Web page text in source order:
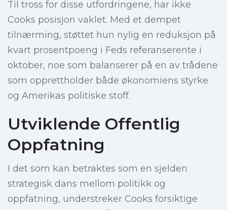
Til tross for disse utfordringene, har ikke
Cooks posisjon vaklet. Med et dempet
tilnærming, støttet hun nylig en reduksjon på
kvart prosentpoeng i Feds referanserente i
oktober, noe som balanserer på en av trådene
som opprettholder både økonomiens styrke
og Amerikas politiske stoff.
Utviklende Offentlig
Oppfatning
I det som kan betraktes som en sjelden
strategisk dans mellom politikk og
oppfatning, understreker Cooks forsiktige